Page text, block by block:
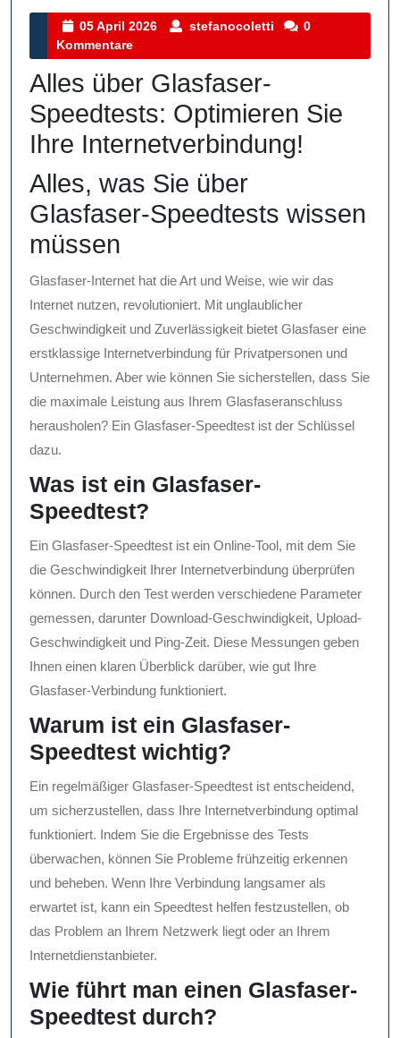
Kategorie
05 April 2026
05
2026
stefanocoletti stefanocoletti
0
Kommentare
Alles über Glasfaser-
Speedtests: Optimieren Sie
Ihre Internetverbindung!
Alles, was Sie über
Glasfaser-Speedtests wissen
müssen
Glasfaser-Internet hat die Art und Weise, wie wir das
Internet nutzen, revolutioniert. Mit unglaublicher
Geschwindigkeit und Zuverlässigkeit bietet Glasfaser eine
erstklassige Internetverbindung für Privatpersonen und
Unternehmen. Aber wie können Sie sicherstellen, dass Sie
die maximale Leistung aus Ihrem Glasfaseranschluss
herausholen? Ein Glasfaser-Speedtest ist der Schlüssel
dazu.
Was ist ein Glasfaser-
Speedtest?
Ein Glasfaser-Speedtest ist ein Online-Tool, mit dem Sie
die Geschwindigkeit Ihrer Internetverbindung überprüfen
können. Durch den Test werden verschiedene Parameter
gemessen, darunter Download-Geschwindigkeit, Upload-
Geschwindigkeit und Ping-Zeit. Diese Messungen geben
Ihnen einen klaren Überblick darüber, wie gut Ihre
Glasfaser-Verbindung funktioniert.
Warum ist ein Glasfaser-
Speedtest wichtig?
Ein regelmäßiger Glasfaser-Speedtest ist entscheidend,
um sicherzustellen, dass Ihre Internetverbindung optimal
funktioniert. Indem Sie die Ergebnisse des Tests
überwachen, können Sie Probleme frühzeitig erkennen
und beheben. Wenn Ihre Verbindung langsamer als
erwartet ist, kann ein Speedtest helfen festzustellen, ob
das Problem an Ihrem Netzwerk liegt oder an Ihrem
Internetdienstanbieter.
Wie führt man einen Glasfaser-
Speedtest durch?